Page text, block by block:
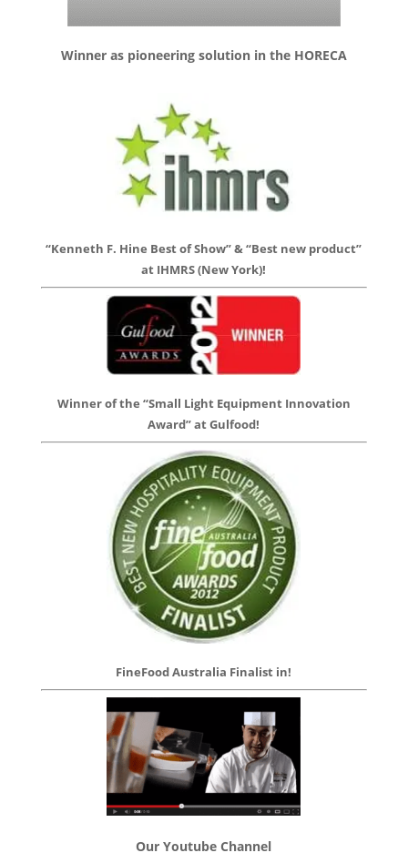
Winner as pioneering solution in the HORECA
“Kenneth F. Hine Best of Show” & “Best new product”
at IHMRS (New York)!
Winner of the “Small Light Equipment Innovation
Award” at Gulfood!
FineFood Australia Finalist in!
Our Youtube Channel